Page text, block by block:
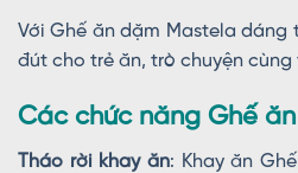
Với Ghế ăn dặm Mastela dáng
đút cho trẻ ăn, trò chuyện cùng
Các chức năng​ Ghế
Tháo rời khay ăn: Khay ăn